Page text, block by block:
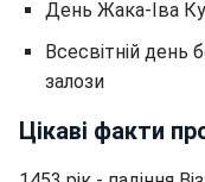
День Жака-Іва
Всесвітній день
залози
Цікаві факти